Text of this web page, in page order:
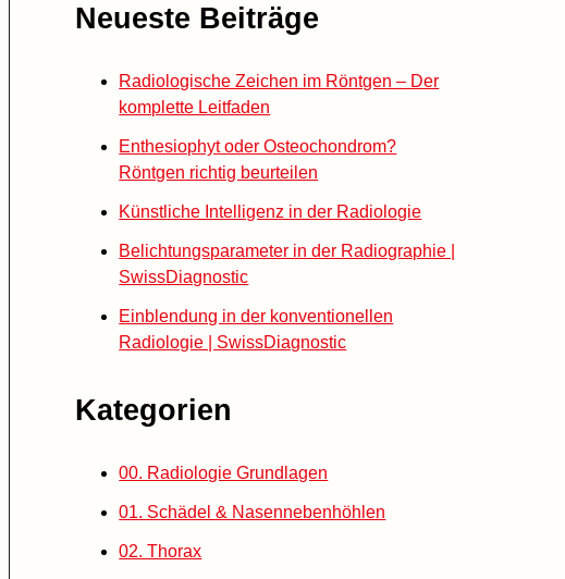
Neueste Beiträge
Radiologische Zeichen im Röntgen – Der
komplette Leitfaden
Enthesiophyt oder Osteochondrom?
Röntgen richtig beurteilen
Künstliche Intelligenz in der Radiologie
Belichtungsparameter in der Radiographie |
SwissDiagnostic
Einblendung in der konventionellen
Radiologie | SwissDiagnostic
Kategorien
00. Radiologie Grundlagen
01. Schädel & Nasennebenhöhlen
02. Thorax